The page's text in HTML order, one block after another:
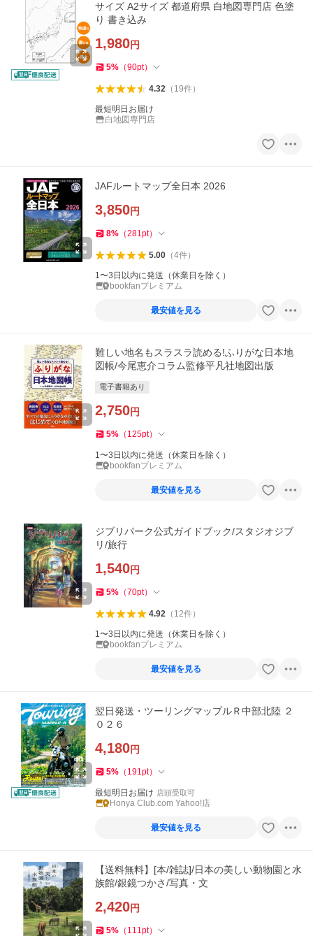
サイズ A2サイズ 都道府県 白地図専門店 色塗
り 書き込み
1,980円
5% （90pt）
4.32（ 19件）
最短明日お届け
白地図専門店
JAFルートマップ全日本 2026
3,850円
8% （281pt）
5.00（4件）
1〜3日以内に発送（休業日を除く）
bookfanプレミアム
最安値を見る
難しい地名もスラスラ読める!ふりがな日本地
図帳/今尾恵介コラム監修平凡社地図出版
電子書籍あり
2,750円
5% （ 125pt）
1〜3日以内に発送（休業日を除く）
bookfanプレミアム
最安値を見る
ジブリパーク公式ガイドブック/スタジオジブ
リ/旅行
1,540円
5% （70pt）
4.92（ 12件）
1〜3日以内に発送（休業日を除く）
bookfanプレミアム
最安値を見る
翌日発送・ツーリングマップルＲ中部北陸 ２
０２６
4,180円
5% （ 191pt）
最短明日お届け 店頭受取可
Honya Club.com Yahoo!店
最安値を見る
【送料無料】[本/雑誌]/日本の美しい動物園と水
族館/銀鏡つかさ/写真・文
2,420円
5% （ 111pt）